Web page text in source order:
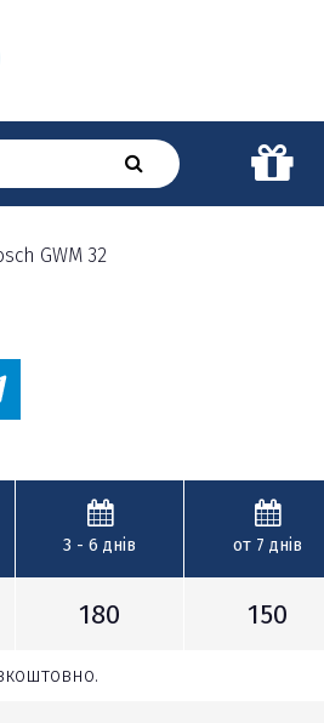
GWM 32
3 - 6 днів
180
от 7 днів
150